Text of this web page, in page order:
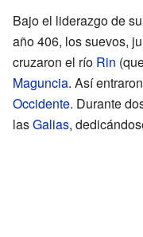
Bajo el liderazgo de
año 406, los suevos,
cruzaron el río Rin
Maguncia. Así
Occidente. Durante
lasGalias,